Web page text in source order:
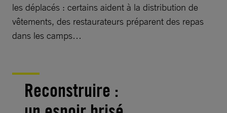
les déplacés : certains aident à la distribution de
vêtements, des restaurateurs préparent des repas
dans les camps…
Reconstruire :